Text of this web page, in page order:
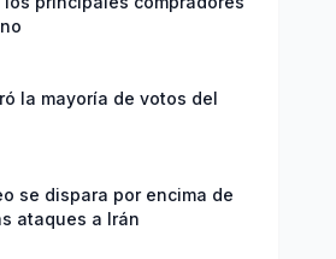
la mayoría de votos del
se dispara por encima de
ataques a Irán